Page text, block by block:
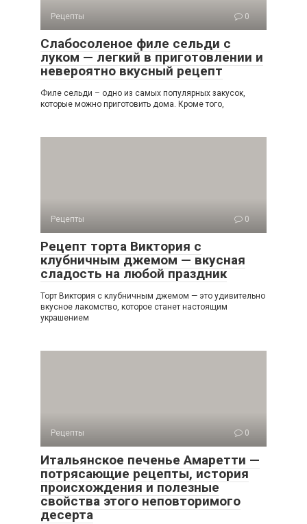
Рецепты 0
Слабосоленое филе сельди с
луком — легкий в приготовлении и
невероятно вкусный рецепт
Филе сельди – одно из самых популярных закусок,
которые можно приготовить дома. Кроме того,
Рецепты 0
Рецепт торта Виктория с
клубничным джемом — вкусная
сладость на любой праздник
Торт Виктория с клубничным джемом — это удивительно
вкусное лакомство, которое станет настоящим
украшением
Рецепты 0
Итальянское печенье Амаретти —
потрясающие рецепты, история
происхождения и полезные
свойства этого неповторимого
десерта